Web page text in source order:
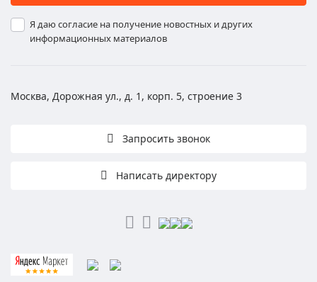
Я даю согласие на получение новостных и других
информационных материалов
Москва, Дорожная ул., д. 1, корп. 5, строение 3
Запросить звонок
Написать директору